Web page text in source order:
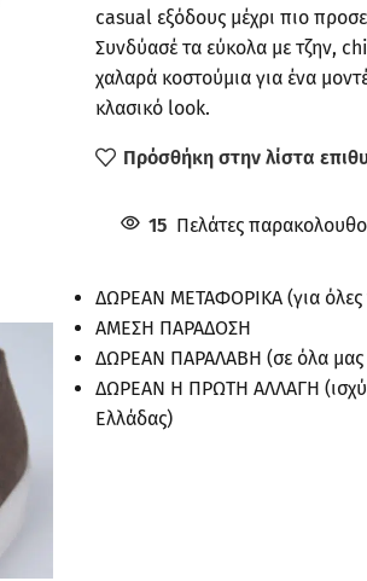
casual εξόδους μέχρι πιο
Συνδύασέ τα εύκολα με τζην,
χαλαρά κοστούμια για ένα
κλασικό look.
Πρόσθήκη στην λίστα
15 Πελάτες
ΔΩΡΕΑΝ ΜΕΤΑΦΟΡΙΚΑ (για όλες
ΑΜΕΣΗ ΠΑΡΑΔΟΣΗ
ΔΩΡΕΑΝ ΠΑΡΑΛΑΒΗ (σε όλα μας
ΔΩΡΕΑΝ Η ΠΡΩΤΗ ΑΛΛΑΓΗ
Ελλάδας)